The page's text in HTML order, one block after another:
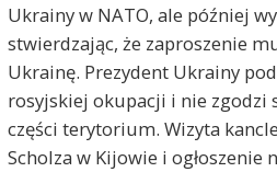
Ukrainy w NATO, ale później
stwierdzając, że zaproszenie
Ukrainę. Prezydent Ukrainy
rosyjskiej okupacji i nie zgodzi
części terytorium. Wizyta
Scholza w Kijowie i